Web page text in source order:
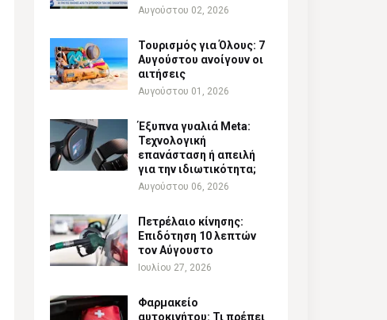
Αυγούστου 02, 2026
Τουρισμός για Όλους: 7
Αυγούστου ανοίγουν οι
αιτήσεις
Αυγούστου 01, 2026
Έξυπνα γυαλιά Meta:
Τεχνολογική
επανάσταση ή απειλή
για την ιδιωτικότητα;
Αυγούστου 06, 2026
Πετρέλαιο κίνησης:
Επιδότηση 10 λεπτών
τον Αύγουστο
Ιουλίου 27, 2026
Φαρμακείο
αυτοκινήτου: Τι πρέπει